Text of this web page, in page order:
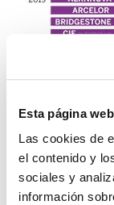
Esta página
Las cookies de
el contenido y
sociales y
información